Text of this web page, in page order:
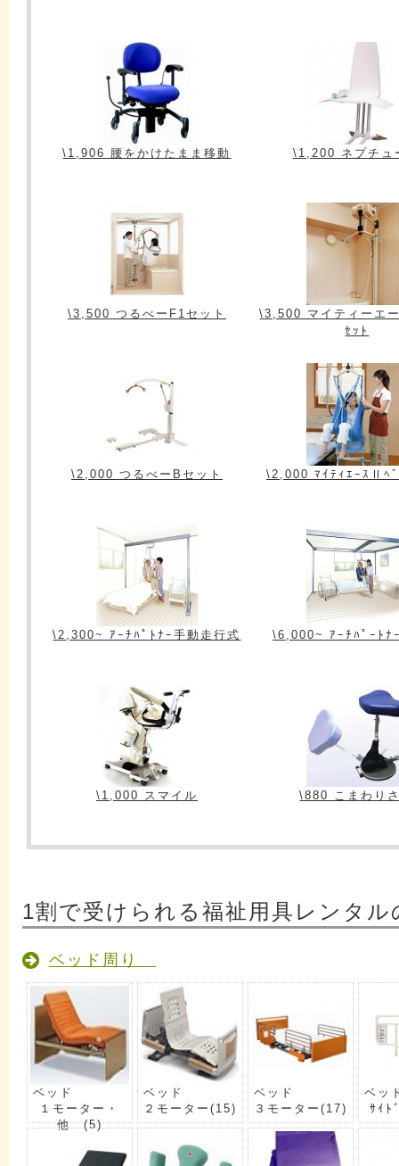
\1,906 腰をかけたまま移動 \1,200 ネプチュ
\3,500 つるべーF1セット
\3,500 マイティーエ
ｾｯﾄ
\2,000 つるべーBセット \2,000 ﾏｲﾃｨｴｰｽⅡﾍ
\2,300~ ｱｰﾁﾊﾟﾄﾅｰ手動走行式 \6,000~ ｱｰﾁﾊﾟｰﾄﾅ
\1,000 スマイル \880 こまわり
1割で受けられる福祉用具レンタル
ベッド周り
ベッド
１モーター・
他(5)
ベッド
２モーター (15)
ベッド
３モーター (17)
ベッ
ｻｲﾄ